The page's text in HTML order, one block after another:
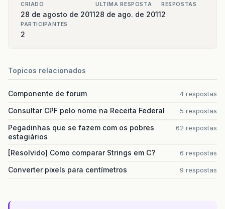
CRIADO
28 de agosto de 2011
ULTIMA RESPOSTA
28 de ago. de 2011
RESPOSTAS
2
PARTICIPANTES
2
Topicos relacionados
Componente de forum 4 respostas
Consultar CPF pelo nome na Receita Federal 5 respostas
Pegadinhas que se fazem com os pobres
estagiários
62 respostas
[Resolvido] Como comparar Strings em C? 6 respostas
Converter pixels para centímetros 9 respostas